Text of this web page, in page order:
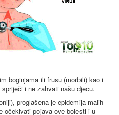
boginjama ili frusu (morbili) kao i
i ne zahvati našu djecu.
proglašena je epidemija malih
očekivati pojava ove bolesti i u